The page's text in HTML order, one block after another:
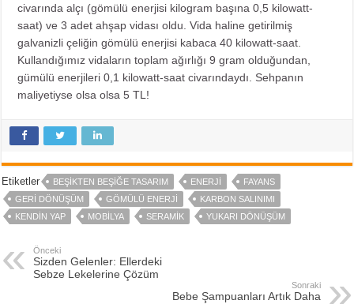
civarında alçı (gömülü enerjisi kilogram başına 0,5 kilowatt-
saat) ve 3 adet ahşap vidası oldu. Vida haline getirilmiş
galvanizli çeliğin gömülü enerjisi kabaca 40 kilowatt-saat.
Kullandığımız vidaların toplam ağırlığı 9 gram olduğundan,
gümülü enerjileri 0,1 kilowatt-saat civarındaydı. Sehpanın
maliyetiyse olsa olsa 5 TL!
Etiketler BEŞIKTEN BEŞIĞE TASARIM ENERJI
FAYANS
GERI DÖNÜŞÜM
GÖMÜLÜ ENERJI
KARBON SALINIMI
KENDIN YAP
MOBILYA SERAMIK YUKARI DÖNÜŞÜM
Önceki
Sizden Gelenler: Ellerdeki
Sebze Lekelerine Çözüm
Sonraki
Bebe Şampuanları Artık Daha